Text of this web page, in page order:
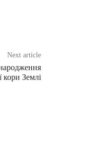
Next article
кори Землі